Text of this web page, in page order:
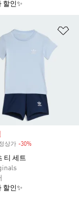
할인✨
담기
상가 -30%
티 세트
할인✨